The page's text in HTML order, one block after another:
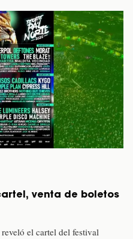
venta de boletos
el cartel del festival